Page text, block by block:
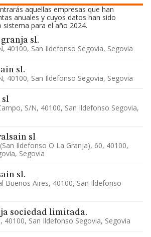
aquellas empresas que han
anuales y cuyos datos han sido
para el año 2024.
sl.
40100, San Ildefonso Segovia, Segovia
sl.
40100, San Ildefonso Segovia, Segovia
sl
S/n, 40100, San Ildefonso Segovia,
sl
Ildefonso O La Granja), 60, 40100,
Segovia
sl.
Buenos Aires, 40100, San Ildefonso
sociedad limitada.
40100, San Ildefonso Segovia, Segovia